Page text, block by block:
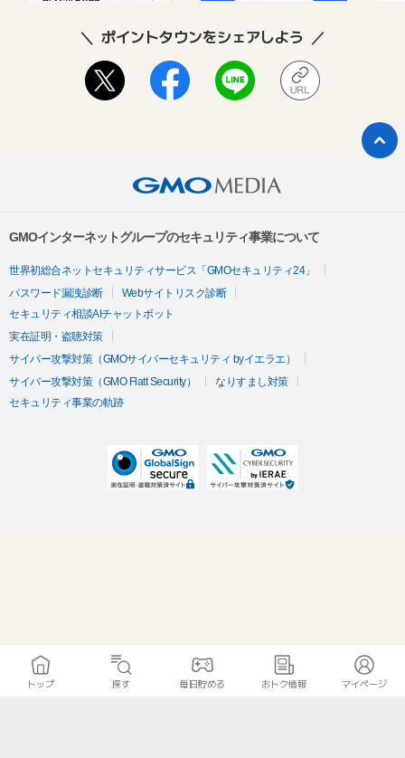
ポイントタウンをシェアしよう
GMOインターネットグループのセキュリティ事業について
世界初総合ネットセキュリティサービス「GMOセキュリティ24」
パスワード漏洩診断
Webサイトリスク診断
セキュリティ相談AIチャットボット
実在証明・盗聴対策
サイバー攻撃対策（GMOサイバーセキュリティ byイエラエ）
サイバー攻撃対策（GMO Flatt Security）
なりすまし対策
セキュリティ事業の軌跡
トップ 探す 毎日貯める おトク情報 マイページ